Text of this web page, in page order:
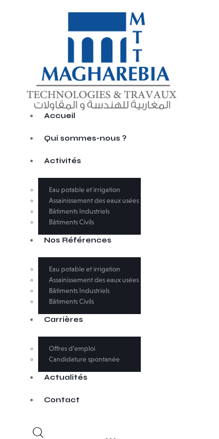
Accueil
Qui sommes-nous ?
Activités
Eau potable et irrigation
Assainissement des eaux usées
Bâtiments Industriels
Bâtiments Civils
Nos Références
Eau potable et irrigation
Assainissement des eaux usées
Bâtiments Industriels
Bâtiments Civils
Carrières
Offres d’emploi
Candidature spontanée
Actualités
Contact